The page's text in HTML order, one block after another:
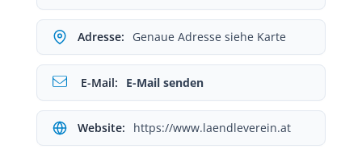
Adresse: Genaue Adresse siehe Karte
E-Mail: E-Mail senden
Website: https://www.laendleverein.at